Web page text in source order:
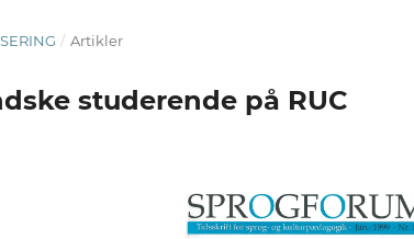
/ Artikler
studerende på RUC